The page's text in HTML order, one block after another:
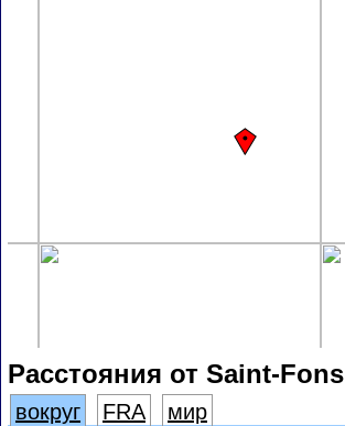
Расстояния от Saint-Fons
вокруг FRA
мир